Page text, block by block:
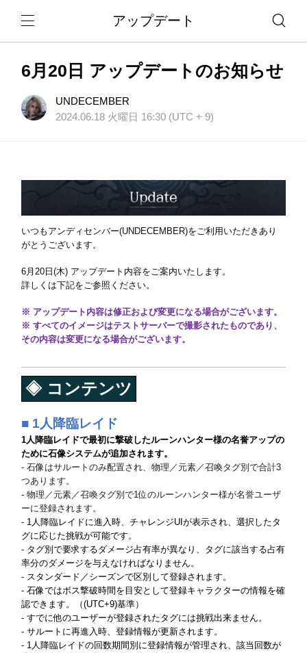
アップデート
6月20日 アップデートのお知らせ
UNDECEMBER
2024.06.18 火曜日 16:30 (UTC + 9)
いつもアンディセンバー(UNDECEMBER)をご利用いただきあり
がとうございます。
6月20日(木) アップデート内容をご案内いたします。
詳しくは下記をご参照ください。
※ アップデート内容は修正および変更になる場合がございます。
※ すべてのイメージはテストサーバーで撮影されたものであり、
その内容は変更になる場合がございます。
◈ コンテンツ
■ 1人降臨レイド
1人降臨レイドで最初に撃破したルーンハンター様の名誉アップの
ために石像システムが追加されます。
- 石像はサルートのみ配置され、物理／元素／召喚タグ別で合計3
つあります。
-物理／元素／召喚タグ別で1位のルーンハンター様が名誉ユーザ
ーに登録されます。
- 1人降臨レイドに進入時、チャレンジUIが表示され、選択したタ
グに応じた挑戦が可能です。
- タグ別で要求するダメージ占有率が異なり、タグに該当する占有
率分のダメージを与えなければなりません。
- スタンダード／シーズンで区別して登録されます。
- 石像ではボス撃破時間を目安として登録キャラクターの情報を確
認できます。（(UTC+9)基準）
- すでに他のユーザーが登録されたタグには挑戦出来ません。
- サルートに再進入時、登録情報が更新されます。
- 1人降臨レイドの回数期間別に登録情報が管理され、該当回数が